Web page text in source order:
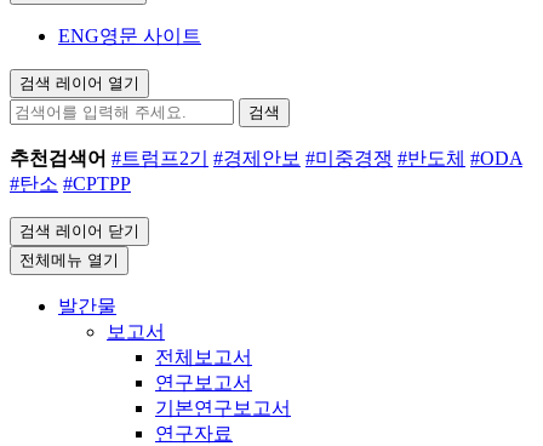
ENG영문 사이트
검색 레이어 열기
검색
추천검색어 #트럼프2기 #경제안보 #미중경쟁 #반도체 #ODA
#탄소 #CPTPP
검색 레이어 닫기
전체메뉴 열기
발간물
보고서
전체보고서
연구보고서
기본연구보고서
연구자료